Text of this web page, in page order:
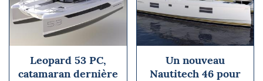
Leopard 53 PC,
catamaran dernière
Un nouveau
Nautitech 46 pour